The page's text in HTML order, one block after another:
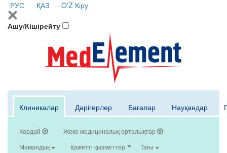
РУС ҚАЗ O'Z Кіру
Ашу/Кішірейту
Клиникалар Дәрігерлер Бағалар Науқандар
Кордай
Жеке медициналық орталықтар
Мамандық
Қажетті қызметтер Тағы